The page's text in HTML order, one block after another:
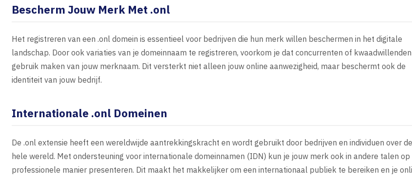
Bescherm Jouw Merk Met .onl
Het registreren van een .onl domein is essentieel voor bedrijven die hun merk willen beschermen in het digitale
landschap. Door ook variaties van je domeinnaam te registreren, voorkom je dat concurrenten of kwaadwillenden
gebruik maken van jouw merknaam. Dit versterkt niet alleen jouw online aanwezigheid, maar beschermt ook de
identiteit van jouw bedrijf.
Internationale .onl Domeinen
De .onl extensie heeft een wereldwijde aantrekkingskracht en wordt gebruikt door bedrijven en individuen over de
hele wereld. Met ondersteuning voor internationale domeinnamen (IDN) kun je jouw merk ook in andere talen op
professionele manier presenteren. Dit maakt het makkelijker om een internationaal publiek te bereiken en je